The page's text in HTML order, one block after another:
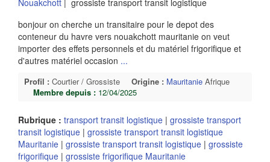
Nouakchott | grossiste transport transit logistique
bonjour on cherche un transitaire pour le depot des
conteneur du havre vers nouakchott mauritanie on veut
importer des effets personnels et du matériel frigorifique et
d'autres matériel occasion ...
Profil : Courtier / Grossiste Origine : Mauritanie Afrique
Membre depuis : 12/04/2025
Rubrique : transport transit logistique | grossiste transport
transit logistique | grossiste transport transit logistique
Mauritanie | grossiste transport transit logistique | grossiste
frigorifique | grossiste frigorifique Mauritanie